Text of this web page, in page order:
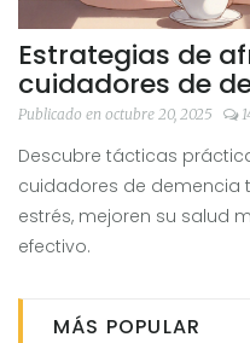
Estrategias de
cuidadores de
Alzheimer
Publicado en octubre 20, 2025
Descubre tácticas
cuidadores de demencia
estrés, mejoren su salud
efectivo.
MÁS POPULAR